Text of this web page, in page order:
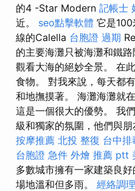
的4 -Star Modern 記帳士
近。 seo點擊軟體 它是100
線的Calella 台胞證 過期
的主要海灘只被海灘和鐵路
觀看大海的絕妙全景。 在
食物。 對我來說，每天都
和地撫摸著。 海灘海灘就
這是一個很大的優勢。 我
級和獨家的氛圍，他們與
按摩推薦 北投 整復 台中排
台胞證 急件 外燴 推薦 ptt
多數城市擁有一家建築良
場地溫和但多雨。 經絡調